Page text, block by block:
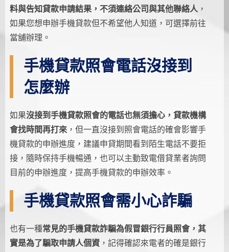
料與告知貸款申請結果，不須連絡公司與其他聯絡人，
如果您想申辦手機貸款但不希望他人知道，可選擇前往
當舖辦理。
手機貸款照會電話沒接到
怎麼辦
如果沒接到手機貸款照會的電話也無須擔心，貸款機構
會找時間再打來，但一直沒接到照會電話的確會影響手
機貸款的申辦進度，建議申貸期間看到陌生電話不要拒
接，隨時保持手機暢通，也可以主動致電借貸業者詢問
目前的申辦進度，提高手機貸款的申辦效率。
手機貸款照會需小心詐騙
也有一種常見的手機貸款詐騙為假冒銀行行員照會，其
實是為了騙取申請人個資，記得確認來電者的確是銀行